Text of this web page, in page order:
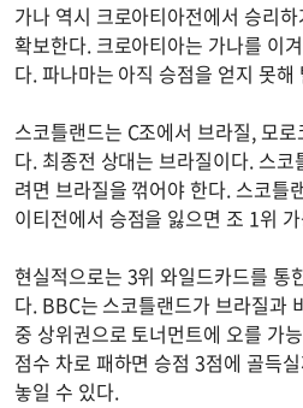
가나 역시 크로아티아전에서 승리
확보한다. 크로아티아는 가나를 이
다. 파나마는 아직 승점을 얻지 못해
스코틀랜드는 C조에서 브라질, 모
다. 최종전 상대는 브라질이다. 스
려면 브라질을 꺾어야 한다. 스코틀
이티전에서 승점을 잃으면 조 1위
현실적으로는 3위 와일드카드를 통
다. BBC는 스코틀랜드가 브라질과
중 상위권으로 토너먼트에 오를 가
점수 차로 패하면 승점 3점에 골득
놓일 수 있다.